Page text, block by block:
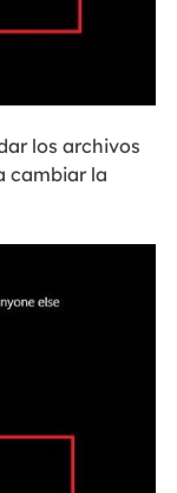
los archivos
cambiar la